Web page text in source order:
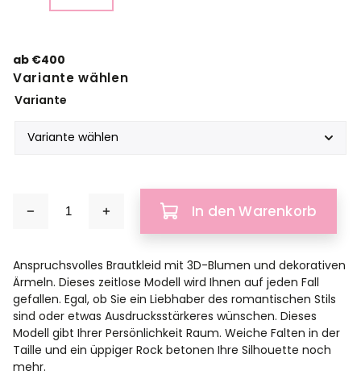
ab €400
Variante wählen
Variante
In den Warenkorb
Anspruchsvolles Brautkleid mit 3D-Blumen und dekorativen
Ärmeln. Dieses zeitlose Modell wird Ihnen auf jeden Fall
gefallen. Egal, ob Sie ein Liebhaber des romantischen Stils
sind oder etwas Ausdrucksstärkeres wünschen. Dieses
Modell gibt Ihrer Persönlichkeit Raum. Weiche Falten in der
Taille und ein üppiger Rock betonen Ihre Silhouette noch
mehr.